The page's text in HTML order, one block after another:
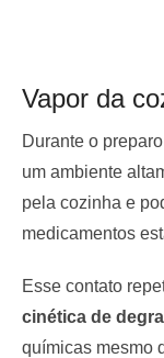
Vapor da
Durante o
um ambiente
pela cozinha e
medicamentos
Esse contato
cinética de
químicas mesmo